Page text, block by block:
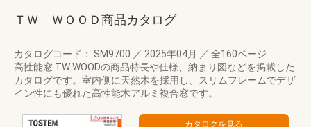
ＴＷ ＷＯＯＤ商品カタログ
カタログコード： SM9700 ／ 2025年04月 ／ 全160ページ
高性能窓 TW WOODの商品特長や仕様、納まり図などを掲載した
カタログです。室内側に天然木を採用し、スリムフレームでデザ
イン性にも優れた高性能木アルミ複合窓です。